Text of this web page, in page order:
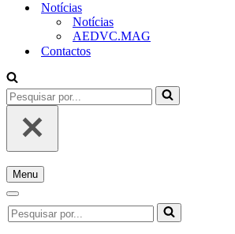
Notícias
Notícias
AEDVC.MAG
Contactos
Pesquisar
por...
Menu
Menu
navegação
Menu
de
navegação
Pesquisar
por...